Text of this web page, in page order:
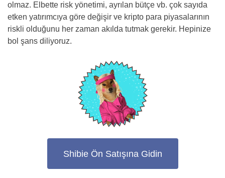
olmaz. Elbette risk yönetimi, ayrılan bütçe vb. çok sayıda
etken yatırımcıya göre değişir ve kripto para piyasalarının
riskli olduğunu her zaman akılda tutmak gerekir. Hepinize
bol şans diliyoruz.
Shibie Ön Satışına Gidin